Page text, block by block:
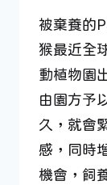
被棄養的
猴最近全
動植物園
由園方予
久，就會
感，同時
機會，飼